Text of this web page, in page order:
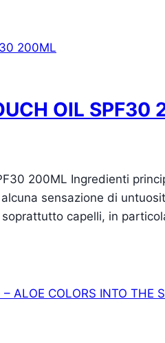
OIL SPF30
200ML Ingredienti
sensazione di
soprattutto capelli, in